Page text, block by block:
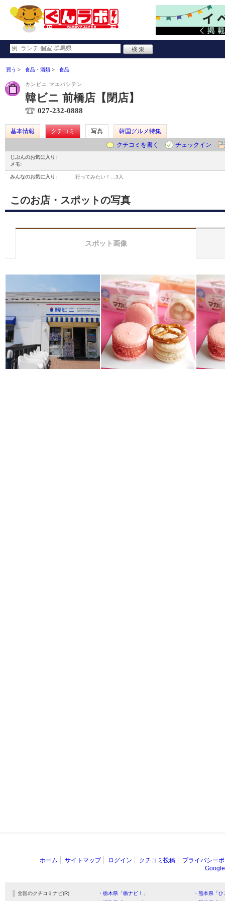
買う 食品・酒類 食品
カンビニ マエバシテン
韓ビニ 前橋店【閉店】
027-232-0888
基本情報 クチコミ 写真
韓国グルメ特集
クチコミを書く
チェックイン
じぶんのお気に入り:
メモ:
みんなのお気に入り: 行ってみたい！… 3人
このお店・スポットの写真
スポット画像
ホーム サイトマップ ログイン クチコミ投稿
プライバシー
全国のクチコミナビ(R) ・栃木県「栃ナビ！」
・熊本県「